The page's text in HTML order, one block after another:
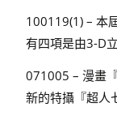
100119(1) – 本
有四項是由3-D
071005 – 漫畫
新的特攝『超人